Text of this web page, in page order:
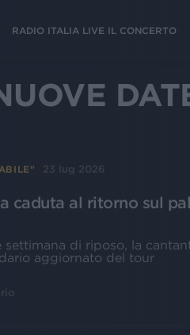
RADIO ITALIA LIVE IL CONCERTO
23 lug 2026
caduta al ritorno sul
settimana di riposo, la
aggiornato del tour